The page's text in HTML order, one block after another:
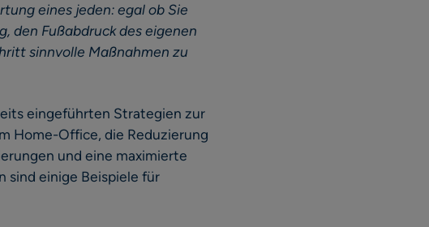
eines jeden: egal ob Sie
den Fußabdruck des eigenen
sinnvolle Maßnahmen zu
eingeführten Strategien zur
Home-Office, die Reduzierung
und eine maximierte
sind einige Beispiele für